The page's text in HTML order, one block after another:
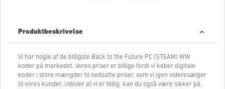
Produktbeskrivelse
Vi har nogle af de billigste Back to the Future PC (STEAM) WW
koder på markedet. Vores priser er billige fordi vi køber digitale
koder i store mængder til nedsatte priser, som vi igen videresælger
til vores kunder. Udover at vi er billig, kan du også være sikker på,